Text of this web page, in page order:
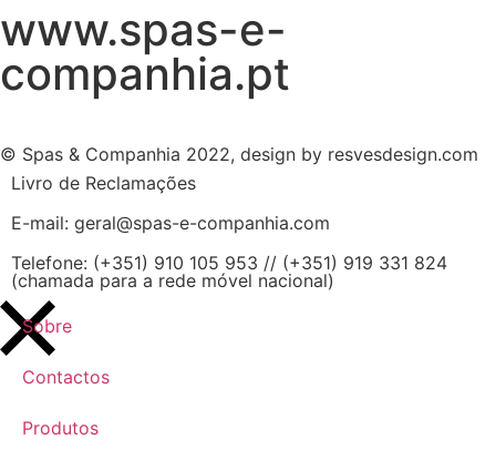
© Spas & Companhia 2022, design by resvesdesign.com
www.spas-e-
companhia.pt
Livro de Reclamações
E-mail: geral@spas-e-companhia.com
Telefone: (+351) 910 105 953 // (+351) 919 331 824
(chamada para a rede móvel nacional)
Sobre
Contactos
Produtos